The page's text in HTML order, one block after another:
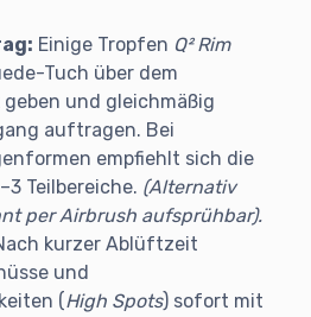
Einige Tropfen Q² Rim
Tuch über dem
und gleichmäßig
auftragen. Bei
empfiehlt sich die
Teilbereiche. (Alternativ
per Airbrush aufsprühbar).
kurzer Ablüftzeit
und
(High Spots) sofort mit